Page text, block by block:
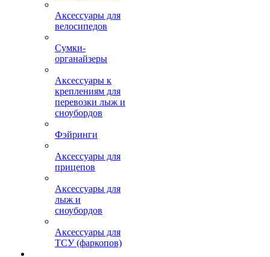
Аксессуары для
велосипедов
Сумки-
органайзеры
Аксессуары к
креплениям для
перевозки лыж и
сноубордов
Фэйринги
Аксессуары для
прицепов
Аксессуары для
лыж и
сноубордов
Аксессуары для
ТСУ (фаркопов)